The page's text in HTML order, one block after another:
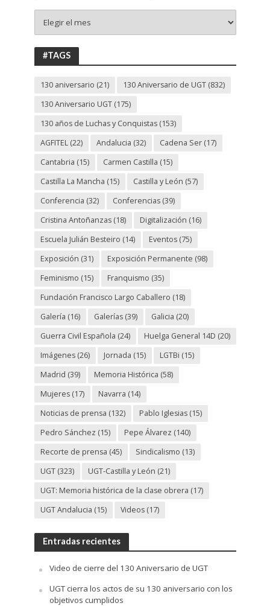
130
ANIVERSARIO
UGT
#TAGS
130 aniversario (21) 130 Aniversario de UGT(832)
130 Aniversario UGT(175)
130 años de Luchas y Conquistas(153)
AGFITEL(22) Andalucia (32) Cadena Ser(17)
Cantabria (15) Carmen Castilla (15)
Castilla La Mancha (15) Castilla y León (57)
Conferencia (32) Conferencias(39)
Cristina Antoñanzas(18) Digitalización (16)
Escuela Julián Besteiro (14) Eventos(75)
Exposición (31) Exposición Permanente (98)
Feminismo (15) Franquismo (35)
Fundación Francisco Largo Caballero (18)
Galería (16) Galerías(39) Galicia (20)
Guerra Civil Española (24) Huelga General 14D (20)
Imágenes(26) Jornada (15) LGTBi (15)
Madrid (39) Memoria Histórica (58)
Mujeres(17) Navarra (14)
Noticias de prensa (132) Pablo Iglesias(15)
Pedro Sánchez (15) Pepe Álvarez (140)
Recorte de prensa (45) Sindicalismo (13)
UGT(323) UGT-Castilla y León (21)
UGT: Memoria histórica de la clase obrera (17)
UGT Andalucia (15) Videos(17)
Entradas recientes
Video de cierre del 130 Aniversario de UGT
UGT cierra los actos de su 130 aniversario con los
objetivos cumplidos